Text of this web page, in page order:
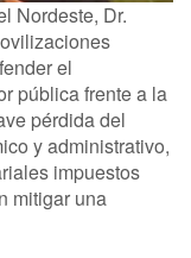
Nordeste, Dr.
el
pública frente a la
pérdida del
y administrativo,
impuestos
mitigar una